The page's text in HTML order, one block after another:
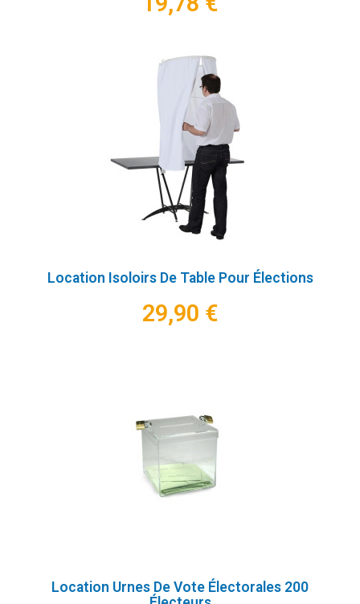
Location Isoloirs De Table Pour Élections
29,90 €
Location Urnes De Vote Électorales 200